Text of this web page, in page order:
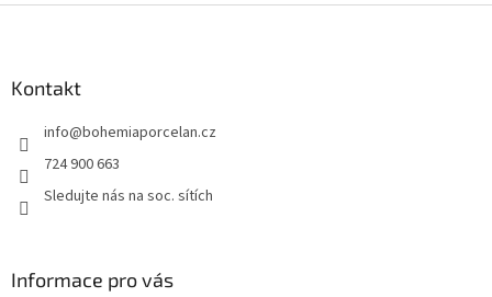
Kontakt
info@bohemiaporcelan.cz
724 900 663
Sledujte nás na soc. sítích
Informace pro vás